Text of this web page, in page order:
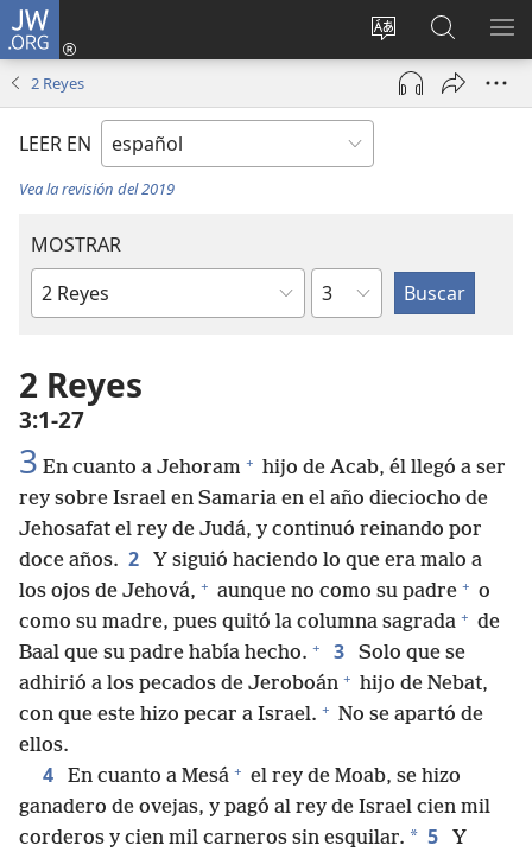
JW.ORG
Cambiar
idioma
del sitio
Iniciar
sesión
(abre
nueva
en
jw.org
2 Reyes
LEER EN
Vea la revisión del 2019
MOSTRAR
Libro
la
Biblia
Capítulo
2 Reyes
3:1-27
3 En cuanto a Jehoram + hijo de Acab, él llegó a ser
rey sobre Israel en Samaria en el año dieciocho de
Jehosafat el rey de Judá, y continuó reinando por
doce años. 2
Y siguió haciendo lo que era malo a
los ojos de Jehová, + aunque no como su padre + o
como su madre, pues quitó la columna sagrada + de
Baal que su padre había hecho. + 3
Solo que se
adhirió a los pecados de Jeroboán + hijo de Nebat,
con que este hizo pecar a Israel. + No se apartó de
ellos.
4 En cuanto a Mesá + el rey de Moab, se hizo
ganadero de ovejas, y pagó al rey de Israel cien mil
corderos y cien mil carneros sin esquilar. * 5
Y